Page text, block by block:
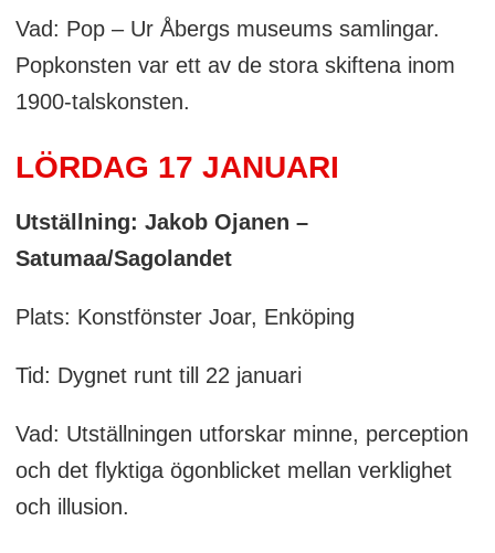
Vad: Pop – Ur Åbergs museums samlingar.
Popkonsten var ett av de stora skiftena inom
1900-talskonsten.
LÖRDAG 17 JANUARI
Utställning: Jakob Ojanen –
Satumaa/Sagolandet
Plats: Konstfönster Joar, Enköping
Tid: Dygnet runt till 22 januari
Vad: Utställningen utforskar minne, perception
och det flyktiga ögonblicket mellan verklighet
och illusion.